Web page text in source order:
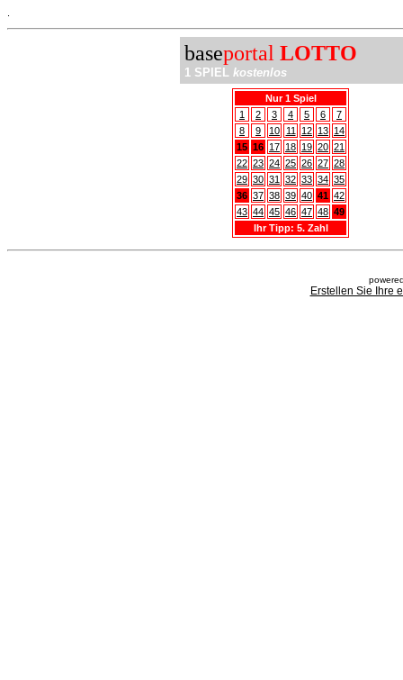
baseportal LOTTO
1 SPIEL kostenlos
Nur 1 Spiel
1
2 3 4 5 6
7
8
9 10 11 12 13 14
15 16 17 18 19 20 21
22 23 24 25 26 27 28
29 30 31 32 33 34 35
36 37 38 39 40 41 42
43 44 45 46 47 48 49
Ihr Tipp: 5. Zahl
Erstellen Sie Ihre